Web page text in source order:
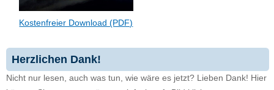
Kostenfreier Download (PDF)
Herzlichen Dank!
Nicht nur lesen, auch was tun, wie wäre es jetzt? Lieben Dank! Hier